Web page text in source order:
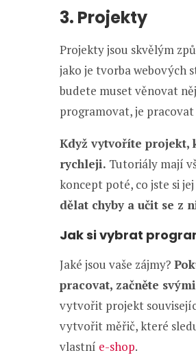
3. Projekty
Projekty jsou skvělým
jako je tvorba webových
budete muset věnovat
programovat, je
Když vytvoříte projekt,
rychleji. Tutoriály mají
koncept poté, co jste si
dělat chyby a učit se z
Jak si vybrat
Jaké jsou vaše zájmy?
pracovat, začněte
vytvořit projekt
vytvořit měřič, které
vlastní e-shop.